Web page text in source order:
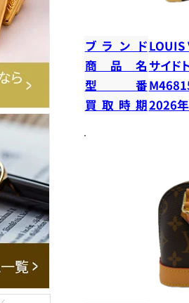
ブランドLOUIS
商品名 サイド
型番
買取時期2026